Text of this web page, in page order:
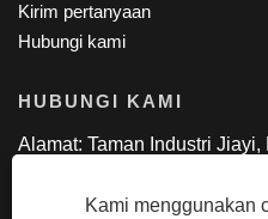
Kami menggunakan
Kirim pertanyaan
Hubungi kami
HUBUNGI KAMI
Alamat: Taman Industri
Guanlan, Distrik Longhua,
Telp: +86-18818695085